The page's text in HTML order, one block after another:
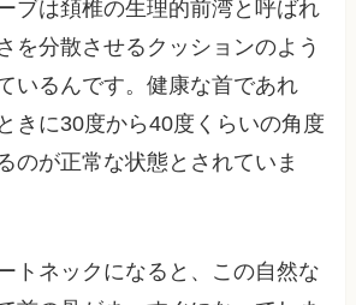
ブは頚椎の生理的前湾と呼ばれ
を分散させるクッションのよう
いるんです。健康な首であれ
きに30度から40度くらいの角度
のが正常な状態とされていま
トネックになると、この自然な